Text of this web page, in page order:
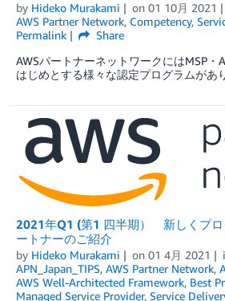
by Hideko Murakami on 01 10月 2021
AWS Partner Network, Competency,
Permalink
Share
AWSパートナーネットワークにはMSP・
はじめとする様々な認定プログラムが
2021年Q1 (第1 四半期） 新しくプロ
ートナーのご紹介
by Hideko Murakami on 01 4月 2021
APN_Japan_TIPS, AWS Partner Network,
AWS Well-Architected Framework, Best
Managed Service Provider, Service